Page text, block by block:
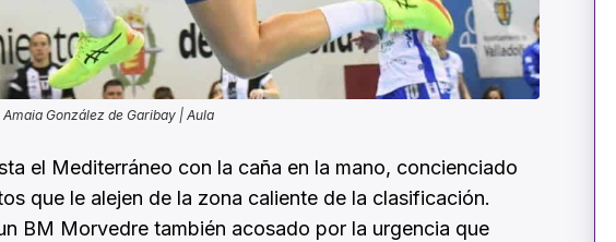
González de Garibay | Aula
el Mediterráneo con la caña en la mano, concienciado
que le alejen de la zona caliente de la clasificación.
BM Morvedre también acosado por la urgencia que